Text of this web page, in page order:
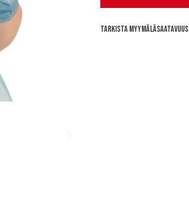
Tarkista myymäläsaatavuus